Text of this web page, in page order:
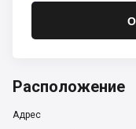
Расположение
Адрес